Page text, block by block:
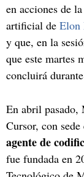
en acciones de
artificial de Elon
y que, en la
que este martes
concluirá
En abril pasado,
Cursor, con
agente de
fue fundada en